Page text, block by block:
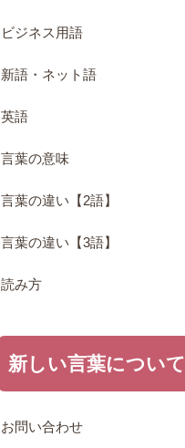
ビジネス用語
新語・ネット語
英語
言葉の意味
言葉の違い【2語】
言葉の違い【3語】
読み方
新しい言葉について
お問い合わせ